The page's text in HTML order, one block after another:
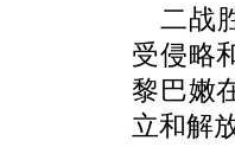
二战
受侵略
黎巴嫩
立和解放